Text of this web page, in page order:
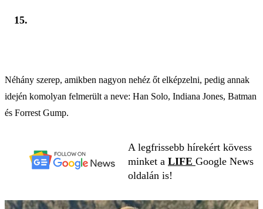
15.
Néhány szerep, amikben nagyon nehéz őt elképzelni, pedig annak
idején komolyan felmerült a neve: Han Solo, Indiana Jones, Batman
és Forrest Gump.
A legfrissebb hírekért kövess
minket a LIFE Google News
oldalán is!